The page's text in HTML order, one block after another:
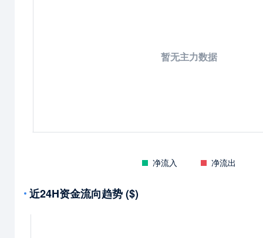
净流入 净流出
暂无主力数据
近24H资金流向趋势 ($)